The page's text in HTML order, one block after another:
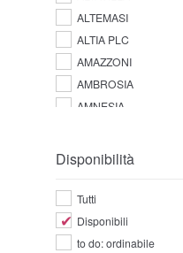
ALTEMASI
ALTIA PLC
AMAZZONI
AMBROSIA
AMNESIA
ANGOSTURA
ANTICA DISTILLERIA
ANTICA FRATTA
APPLETON ESTATE
Disponibilità
Tutti
Disponibili
to do: ordinabile